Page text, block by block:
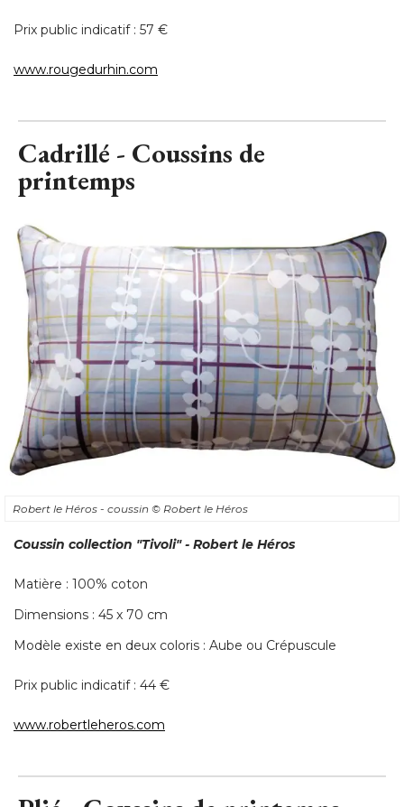
Prix public indicatif : 57 €
www.rougedurhin.com
Cadrillé - Coussins de
printemps
Robert le Héros - coussin © Robert le Héros
Coussin collection "Tivoli" - Robert le Héros
Matière : 100% coton
Dimensions : 45 x 70 cm
Modèle existe en deux coloris : Aube ou Crépuscule
Prix public indicatif : 44 €
www.robertleheros.com